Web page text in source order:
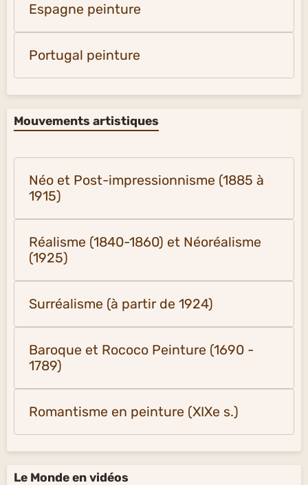
Espagne peinture
Portugal peinture
Mouvements artistiques
Néo et Post-impressionnisme (1885 à
1915)
Réalisme (1840-1860) et Néoréalisme
(1925)
Surréalisme (à partir de 1924)
Baroque et Rococo Peinture (1690 -
1789)
Romantisme en peinture (XIXe s.)
Le Monde en vidéos